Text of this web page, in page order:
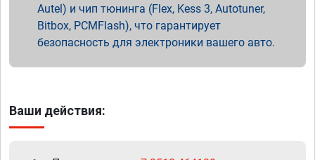
Autel) и чип тюнинга (Flex, Kess 3, Autotuner,
Bitbox, PCMFlash), что гарантирует
безопасность для электроники вашего авто.
Ваши действия: